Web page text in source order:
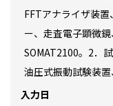
FFTアナライザ装
ー、走査電子顕微
SOMAT2100。2．
油圧式振動試験装置
入力日